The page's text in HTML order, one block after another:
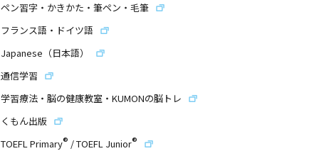
ペン習字・かきかた・筆ペン・毛筆
フランス語・ドイツ語
Japanese（日本語）
通信学習
学習療法・脳の健康教室・KUMONの脳トレ
くもん出版
TOEFL Primary® /TOEFL Junior®